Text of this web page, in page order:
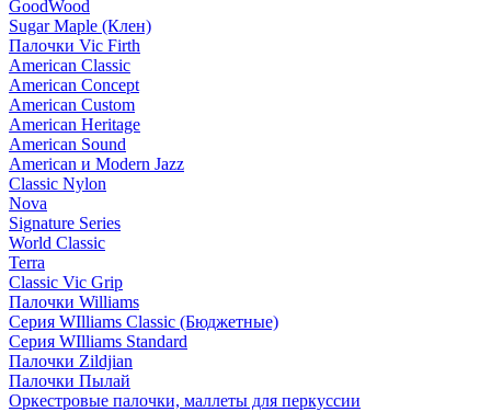
GoodWood
Sugar Maple (Клен)
Палочки Vic Firth
American Classic
American Concept
American Custom
American Heritage
American Sound
American и Modern Jazz
Classic Nylon
Nova
Signature Series
World Classic
Terra
Classic Vic Grip
Палочки Williams
Серия WIlliams Classic (Бюджетные)
Серия WIlliams Standard
Палочки Zildjian
Палочки Пылай
Оркестровые палочки, маллеты для перкуссии